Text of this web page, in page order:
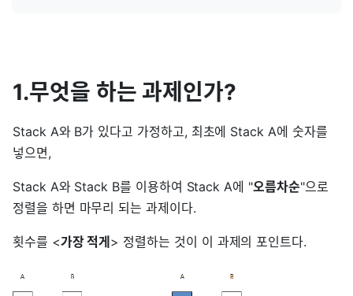
1.무엇을 하는 과제인가?
Stack A와 B가 있다고 가정하고, 최초에 Stack A에 숫자를
넣으면,
Stack A와 Stack B를 이용하여 Stack A에 "오름차순"으로
정렬을 하면 마무리 되는 과제이다.
횟수를 <가장 적게 > 정렬하는 것이 이 과제의 포인트다.